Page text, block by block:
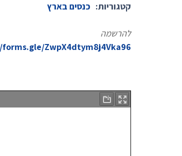
קטגוריות: כנסים בארץ
להרשמה
ZwpX4dtym8j4Vka96